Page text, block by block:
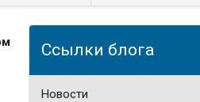
Ссылки блога
Новости